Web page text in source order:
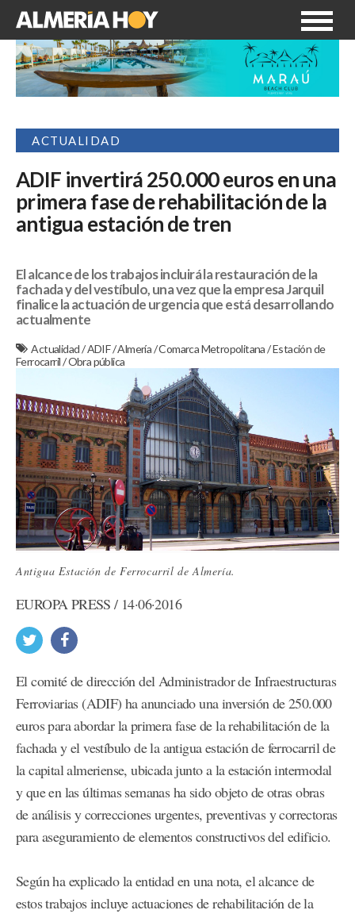
ACTUALIDAD
ADIF invertirá 250.000 euros en una
primera fase de rehabilitación de la
antigua estación de tren
El alcance de los trabajos incluirá la restauración de la
fachada y del vestíbulo, una vez que la empresa Jarquil
finalice la actuación de urgencia que está desarrollando
actualmente
Actualidad/ADIF/Almería/Comarca Metropolitana/Estación de
Ferrocarril/Obra pública
Antigua Estación de Ferrocarril de Almería.
EUROPA PRESS / 14·06·2016
El comité de dirección del Administrador de Infraestructuras
Ferroviarias (ADIF) ha anunciado una inversión de 250.000
euros para abordar la primera fase de la rehabilitación de la
fachada y el vestíbulo de la antigua estación de ferrocarril de
la capital almeriense, ubicada junto a la estación intermodal
y que en las últimas semanas ha sido objeto de otras obras
de análisis y correcciones urgentes, preventivas y correctoras
para aseguramiento de elementos constructivos del edificio.
Según ha explicado la entidad en una nota, el alcance de
estos trabajos incluye actuaciones de rehabilitación de la